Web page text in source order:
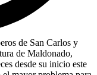
de San Carlos y
de Maldonado,
desde su inicio este